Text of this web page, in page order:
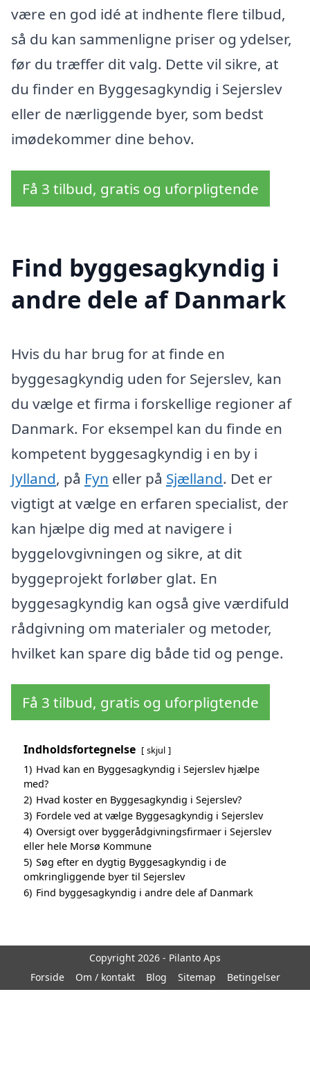
være en god idé at indhente flere tilbud,
så du kan sammenligne priser og ydelser,
før du træffer dit valg. Dette vil sikre, at
du finder en Byggesagkyndig i Sejerslev
eller de nærliggende byer, som bedst
imødekommer dine behov.
Få 3 tilbud, gratis og uforpligtende
Find byggesagkyndig i
andre dele af Danmark
Hvis du har brug for at finde en
byggesagkyndig uden for Sejerslev, kan
du vælge et firma i forskellige regioner af
Danmark. For eksempel kan du finde en
kompetent byggesagkyndig i en by i
Jylland, på Fyn eller på Sjælland. Det er
vigtigt at vælge en erfaren specialist, der
kan hjælpe dig med at navigere i
byggelovgivningen og sikre, at dit
byggeprojekt forløber glat. En
byggesagkyndig kan også give værdifuld
rådgivning om materialer og metoder,
hvilket kan spare dig både tid og penge.
Få 3 tilbud, gratis og uforpligtende
Indholdsfortegnelse skjul
1) Hvad kan en Byggesagkyndig i Sejerslev hjælpe
med?
2) Hvad koster en Byggesagkyndig i Sejerslev?
3) Fordele ved at vælge Byggesagkyndig i Sejerslev
4) Oversigt over byggerådgivningsfirmaer i Sejerslev
eller hele Morsø Kommune
5) Søg efter en dygtig Byggesagkyndig i de
omkringliggende byer til Sejerslev
6) Find byggesagkyndig i andre dele af Danmark
Copyright 2026 - Pilanto Aps
Forside
Om / kontakt Blog Sitemap Betingelser